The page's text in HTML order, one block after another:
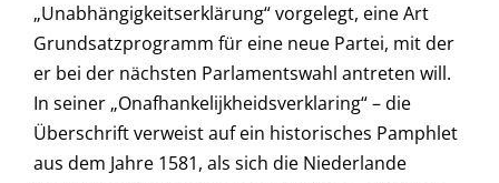
„Unabhängigkeitserklärung“ vorgelegt, eine Art
Grundsatzprogramm für eine neue Partei, mit der
er bei der nächsten Parlamentswahl antreten will.
In seiner „Onafhankelijkheidsverklaring“ – die
Überschrift verweist auf ein historisches Pamphlet
aus dem Jahre 1581, als sich die Niederlande